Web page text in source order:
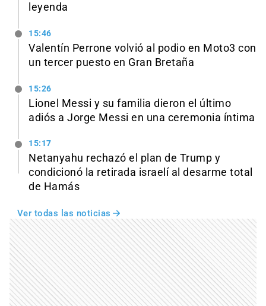
leyenda
15:46
Valentín Perrone volvió al podio en Moto3 con
un tercer puesto en Gran Bretaña
15:26
Lionel Messi y su familia dieron el último
adiós a Jorge Messi en una ceremonia íntima
15:17
Netanyahu rechazó el plan de Trump y
condicionó la retirada israelí al desarme total
de Hamás
Ver todas las noticias